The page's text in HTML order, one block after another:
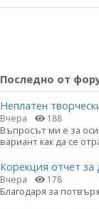
Последно от
Неплатен
Вчера 188
Въпросът ми е за
вариант как да се
Корекция отчет за
Вчера 178
Благодаря за